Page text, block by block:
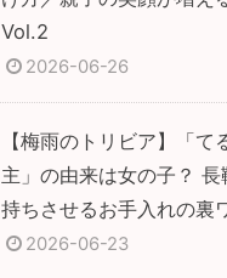
Vol.2
2026-06-26
【梅雨のトリビア】「て
主」の由来は女の子？ 長
持ちさせるお手入れの裏
2026-06-23